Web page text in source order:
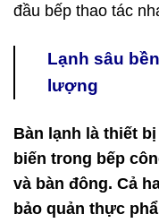
đầu bếp thao tác
Lạnh sâu
lượng
Bàn lạnh là thiết
biến trong bếp
và bàn đông. Cả
bảo quản thực